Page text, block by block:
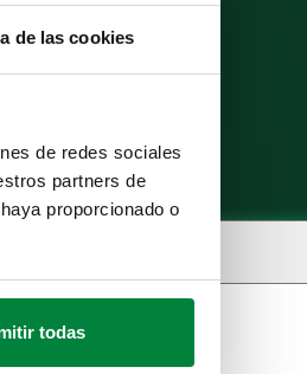
de las cookies
de redes sociales
partners de
proporcionado o
todas